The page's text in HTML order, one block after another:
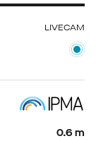
LIVECAM
0.6 m